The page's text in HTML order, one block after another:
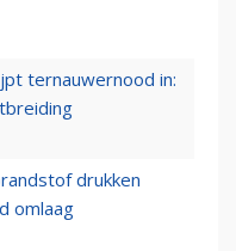
ternauwernood in:
drukken
omlaag